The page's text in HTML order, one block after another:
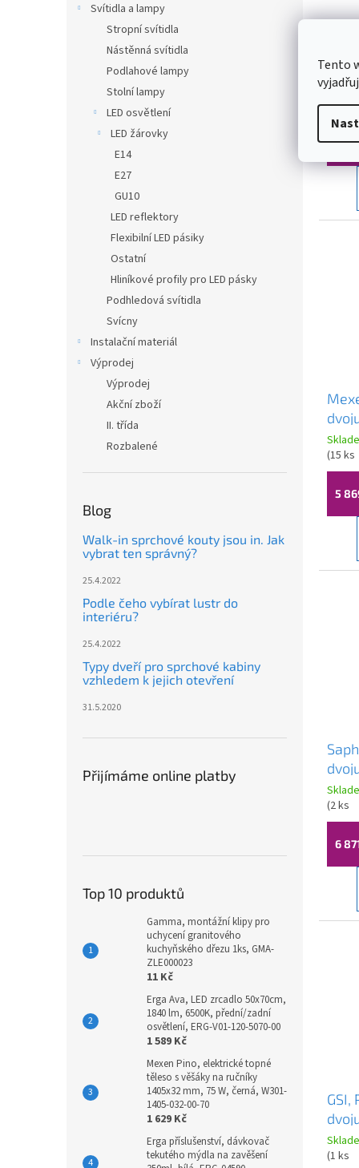
Tento
Svítidla a lampy
Stropní svítidla
Nástěnná svítidla
Podlahové lampy
Stolní lampy
LED osvětlení
LED žárovky
E14
E27
GU10
LED reflektory
Flexibilní LED pásiky
Ostatní
Hliníkové profily pro LED pásky
Podhledová svítidla
Svícny
Instalační materiál
Výprodej
Výprodej
Akční zboží
II. třída
Rozbalené
Blog
Walk-in sprchové kouty jsou in. Jak
vybrat ten správný?
25.4.2022
Podle čeho vybírat lustr do
interiéru?
25.4.2022
Typy dveří pro sprchové kabiny
vzhledem k jejich otevření
31.5.2020
Přijímáme online platby
Top 10 produktů
Gamma, montážní klipy pro
uchycení granitového
kuchyňského dřezu 1ks, GMA-
ZLE000023
11 Kč
Erga Ava, LED zrcadlo 50x70cm,
1840 lm, 6500K, přední/zadní
osvětlení, ERG-V01-120-5070-00
1 589 Kč
Mexen Pino, elektrické topné
těleso s věšáky na ručníky
1405x32 mm, 75 W, černá, W301-
1405-032-00-70
1 629 Kč
Erga příslušenství, dávkovač
tekutého mýdla na zavěšení
do
bílá
(13 ks
5
cm,
(15 ks
5
bílá,
(2 ks
6
GSI,
(1 ks